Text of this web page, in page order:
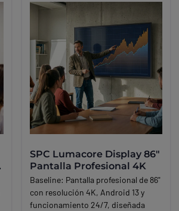
SPC Lumacore Display 86"
Pantalla Profesional 4K
Baseline: Pantalla profesional de 86"
con resolución 4K, Android 13 y
funcionamiento 24/7, diseñada